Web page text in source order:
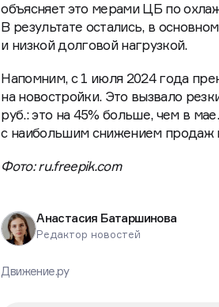
объясняет это мерами ЦБ по
В результате остались, в
и низкой долговой нагрузкой.
Напомним, с 1 июля 2024 года
на новостройки. Это вызвало
руб.: это на 45% больше, чем в
с наибольшим снижением продаж
Фото: ru.freepik.com
Анастасия Батаршинова
Редактор новостей
Движение.ру